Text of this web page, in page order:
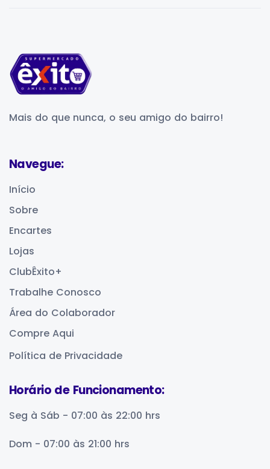
Mais do que nunca, o seu amigo do bairro!
Navegue:
Início
Sobre
Encartes
Lojas
ClubÊxito+
Trabalhe Conosco
Área do Colaborador
Compre Aqui
Política de Privacidade
Horário de Funcionamento:
Seg à Sáb - 07:00 às 22:00 hrs
Dom - 07:00 às 21:00 hrs